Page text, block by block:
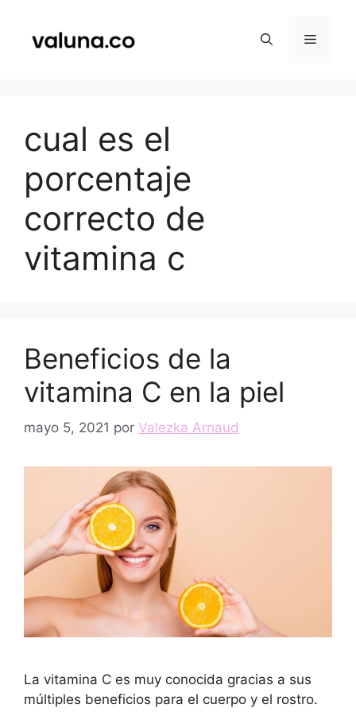
contenido
Menú
cual es el
porcentaje
correcto de
vitamina c
Beneficios de la
vitamina C en la piel
mayo 5, 2021 por Valezka Arnaud
La vitamina C es muy conocida gracias a sus
múltiples beneficios para el cuerpo y el rostro.